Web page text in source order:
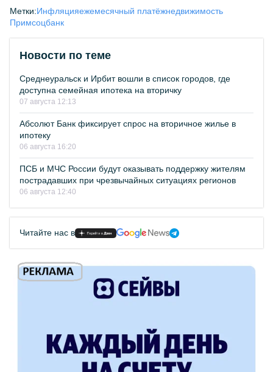
Метки:Инфляцияежемесячный платёжнедвижимость
Примсоцбанк
Новости по теме
Среднеуральск и Ирбит вошли в список городов, где
доступна семейная ипотека на вторичку
07 августа 12:13
Абсолют Банк фиксирует спрос на вторичное жилье в
ипотеку
06 августа 16:20
ПСБ и МЧС России будут оказывать поддержку жителям
пострадавших при чрезвычайных ситуациях регионов
06 августа 12:40
Читайте нас в